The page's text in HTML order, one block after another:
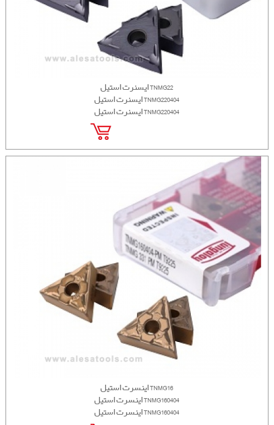
ایسنرت استیل TNMG22
ایسنرت استیل TNMG220404
ایسنرت استیل TNMG220404
اینسرت استیل TNMG16
اینسرت استیل TNMG160404
اینسرت استیل TNMG160404